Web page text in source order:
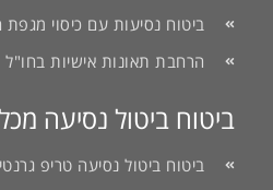
ביטוח נסיעות עם כיסוי מגפת
הרחבת תאונות אישיות בחו"ל
ביטוח ביטול נסיעה
ביטוח ביטול נסיעה טריפ גרנטי